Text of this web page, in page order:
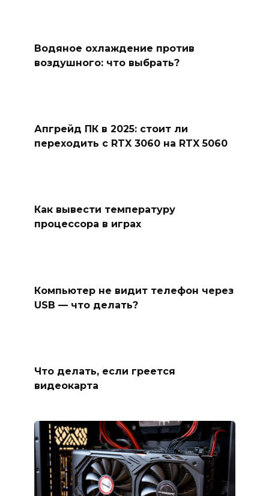
Водяное охлаждение против
воздушного: что выбрать?
Апгрейд ПК в 2025: стоит ли
переходить с RTX 3060 на RTX 5060
Как вывести температуру
процессора в играх
Компьютер не видит телефон через
USB — что делать?
Что делать, если греется
видеокарта